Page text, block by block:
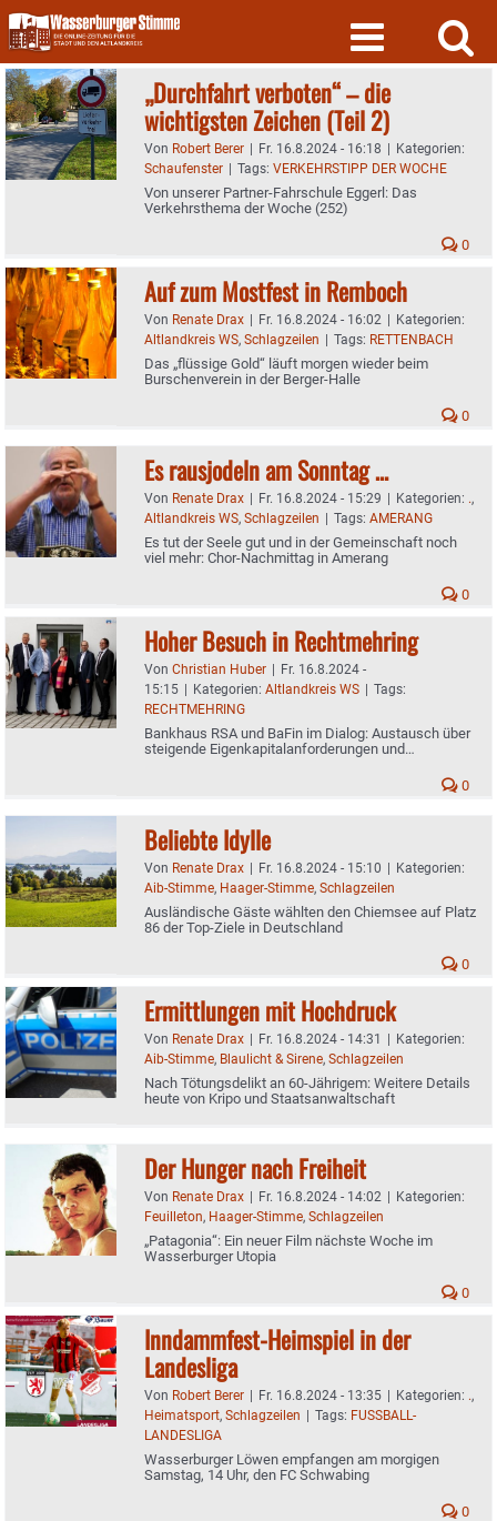
Skip
to
content
„Durchfahrt verboten“ – die
wichtigsten Zeichen (Teil 2)
Von Robert Berer | Fr. 16.8.2024 - 16:18 | Kategorien:
Schaufenster | Tags: VERKEHRSTIPP DER WOCHE
Von unserer Partner-Fahrschule Eggerl: Das
Verkehrsthema der Woche (252)
0
Auf zum Mostfest in Remboch
Von Renate Drax | Fr. 16.8.2024 - 16:02 | Kategorien:
Altlandkreis WS, Schlagzeilen | Tags: RETTENBACH
Das „flüssige Gold“ läuft morgen wieder beim
Burschenverein in der Berger-Halle
0
Es rausjodeln am Sonntag …
Von Renate Drax | Fr. 16.8.2024 - 15:29 | Kategorien: .,
Altlandkreis WS, Schlagzeilen | Tags: AMERANG
Es tut der Seele gut und in der Gemeinschaft noch
viel mehr: Chor-Nachmittag in Amerang
0
Hoher Besuch in Rechtmehring
Von Christian Huber | Fr. 16.8.2024 -
15:15 | Kategorien: Altlandkreis WS | Tags:
RECHTMEHRING
Bankhaus RSA und BaFin im Dialog: Austausch über
steigende Eigenkapitalanforderungen und
0
Beliebte Idylle
Von Renate Drax | Fr. 16.8.2024 - 15:10 | Kategorien:
Aib-Stimme, Haager-Stimme, Schlagzeilen
Ausländische Gäste wählten den Chiemsee auf Platz
86 der Top-Ziele in Deutschland
0
Ermittlungen mit Hochdruck
Von Renate Drax | Fr. 16.8.2024 - 14:31 | Kategorien:
Aib-Stimme, Blaulicht & Sirene, Schlagzeilen
Nach Tötungsdelikt an 60-Jährigem: Weitere Details
heute von Kripo und Staatsanwaltschaft
Der Hunger nach Freiheit
Von Renate Drax | Fr. 16.8.2024 - 14:02 | Kategorien:
Feuilleton, Haager-Stimme, Schlagzeilen
„Patagonia“: Ein neuer Film nächste Woche im
Wasserburger Utopia
0
Inndammfest-Heimspiel in der
Landesliga
Von Robert Berer | Fr. 16.8.2024 - 13:35 | Kategorien: .,
Heimatsport, Schlagzeilen | Tags: FUSSBALL-
LANDESLIGA
Wasserburger Löwen empfangen am morgigen
Samstag, 14 Uhr, den FC Schwabing
0